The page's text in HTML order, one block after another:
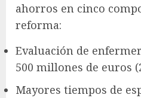
ahorros en cinco
reforma:
Evaluación de
500 millones de euros
Mayores tiempos de